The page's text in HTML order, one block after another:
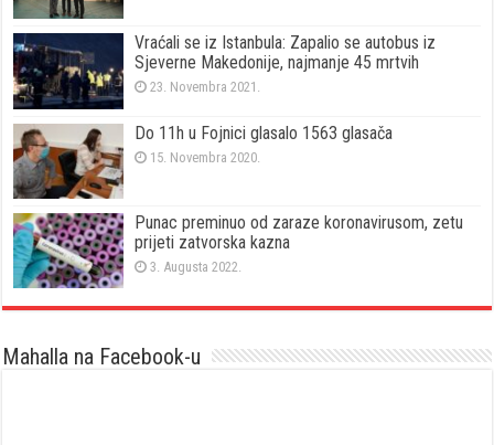
Vraćali se iz Istanbula: Zapalio se autobus iz
Sjeverne Makedonije, najmanje 45 mrtvih
23. Novembra 2021.
Do 11h u Fojnici glasalo 1563 glasača
15. Novembra 2020.
Punac preminuo od zaraze koronavirusom, zetu
prijeti zatvorska kazna
3. Augusta 2022.
Mahalla na Facebook-u